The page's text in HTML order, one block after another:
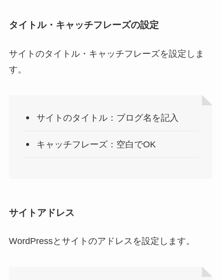
タイトル・キャッチフレーズの設定
サイトのタイトル・キャッチフレーズを設定しま
す。
サイトのタイトル：ブログ名を記入
キャッチフレーズ：空白でOK
サイトアドレス
WordPressとサイトのアドレスを設定します。